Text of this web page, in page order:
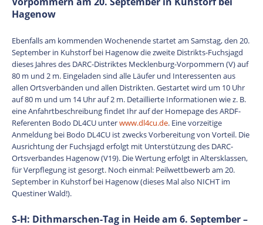
Hagenow
Ebenfalls am kommenden Wochenende startet am Samstag, den 20.
September in Kuhstorf bei Hagenow die zweite Distrikts-Fuchsjagd
dieses Jahres des DARC-Distriktes Mecklenburg-Vorpommern (V) auf
80 m und 2 m. Eingeladen sind alle Läufer und Interessenten aus
allen Ortsverbänden und allen Distrikten. Gestartet wird um 10 Uhr
auf 80 m und um 14 Uhr auf 2 m. Detaillierte Informationen wie z. B.
eine Anfahrtbeschreibung findet Ihr auf der Homepage des ARDF-
Referenten Bodo DL4CU unterwww.dl4cu.de. Eine vorzeitige
Anmeldung bei Bodo DL4CU ist zwecks Vorbereitung von Vorteil. Die
Ausrichtung der Fuchsjagd erfolgt mit Unterstützung des DARC-
Ortsverbandes Hagenow (V19). Die Wertung erfolgt in Altersklassen,
für Verpflegung ist gesorgt. Noch einmal: Peilwettbewerb am 20.
September in Kuhstorf bei Hagenow (dieses Mal also NICHT im
Questiner Wald!).
S-H: Dithmarschen-Tag in Heide am 6. September –